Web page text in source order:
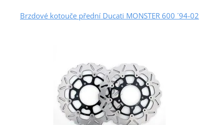
Brzdové kotouče přední Ducati MONSTER 600 ´94-02